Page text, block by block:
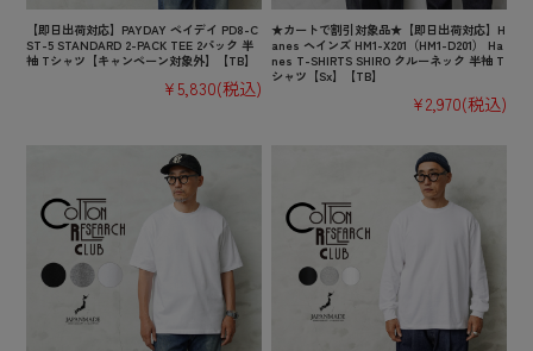
【即日出荷対応】PAYDAY ペイデイ PD8-C
ST-5 STANDARD 2-PACK TEE 2パック 半
袖 Tシャツ【キャンペーン対象外】【TB】
¥5,830(税込)
★カートで割引対象品★【即日出荷対応】H
anes ヘインズ HM1-X201（HM1-D201） Ha
nes T-SHIRTS SHIRO クルーネック 半袖 T
シャツ【Sx】【TB】
¥2,970(税込)